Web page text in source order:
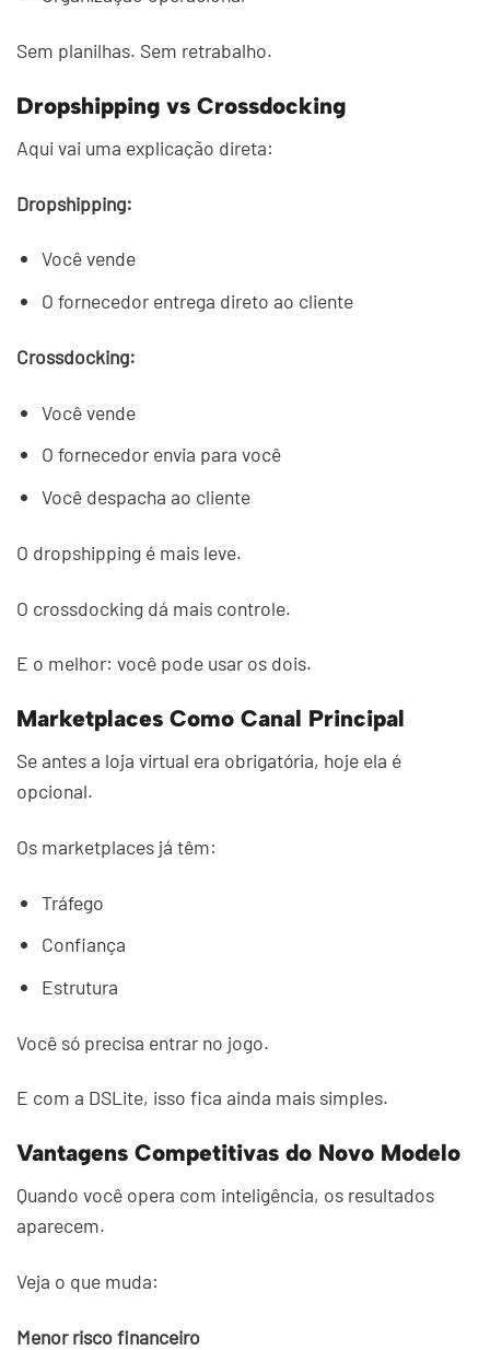
Sem planilhas. Sem retrabalho.
Dropshipping vs Crossdocking
Aqui vai uma explicação direta:
Dropshipping:
Você vende
O fornecedor entrega direto ao cliente
Crossdocking:
Você vende
O fornecedor envia para você
Você despacha ao cliente
O dropshipping é mais leve.
O crossdocking dá mais controle.
E o melhor: você pode usar os dois.
Marketplaces Como Canal Principal
Se antes a loja virtual era obrigatória, hoje ela é
opcional.
Os marketplaces já têm:
Tráfego
Confiança
Estrutura
Você só precisa entrar no jogo.
E com a DSLite, isso fica ainda mais simples.
Vantagens Competitivas do Novo Modelo
Quando você opera com inteligência, os resultados
aparecem.
Veja o que muda:
Menor risco financeiro